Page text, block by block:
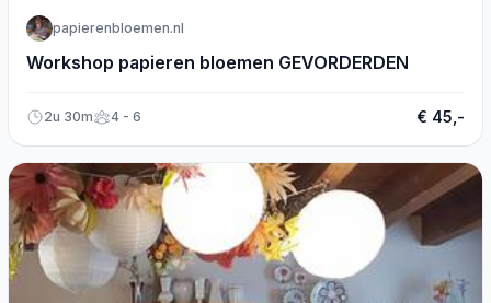
papierenbloemen.nl
Workshop papieren bloemen GEVORDERDEN
2u 30m 4 - 6 € 45,-